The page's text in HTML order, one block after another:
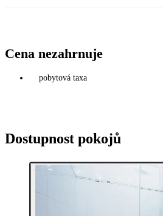
Cena nezahrnuje
pobytová taxa
Dostupnost pokojů